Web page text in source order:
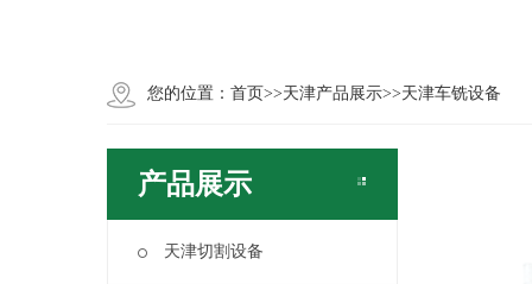
您的位置： 首页>>天津产品展示>>天津车铣设备
产品展示
天津切割设备